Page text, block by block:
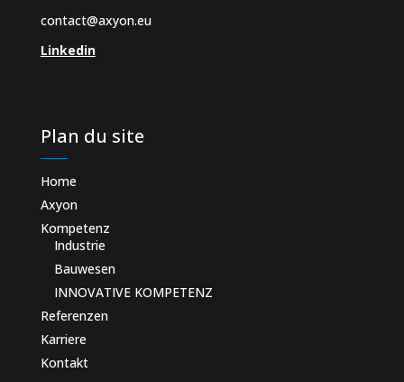
contact@axyon.eu
Linkedin
Plan du site
Home
Axyon
Kompetenz
Industrie
Bauwesen
INNOVATIVE KOMPETENZ
Referenzen
Karriere
Kontakt